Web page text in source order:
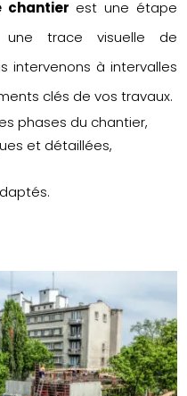
chantier est une étape
une trace visuelle de
intervenons à intervalles
clés de vos travaux.
phases du chantier,
et détaillées,